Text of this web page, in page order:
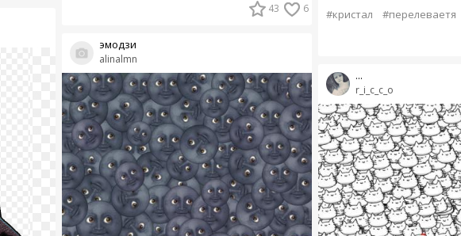
43 6
alinalmn
эмодзи
#кристал #перелеваетя
r_i_c_c_o
...